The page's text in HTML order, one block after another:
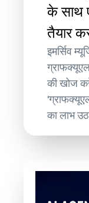
के साथ
तैयार
इमर्सिव
की खोज
का लाभ